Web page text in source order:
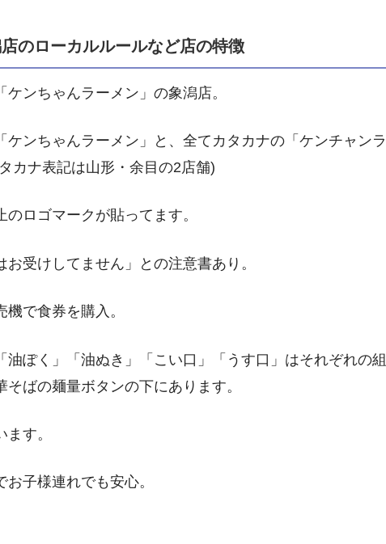
のローカルルールなど店の特徴
ンちゃんラーメン」の象潟店。
ケンちゃんラーメン」と、全てカタカナの「ケンチャンラ
カナ表記は山形・余目の2店舗)
ロゴマークが貼ってます。
受けしてません」との注意書あり。
で食券を購入。
油ぽく」「油ぬき」「こい口」「うす口」はそれぞれの組
ばの麺量ボタンの下にあります。
す。
子様連れでも安心。